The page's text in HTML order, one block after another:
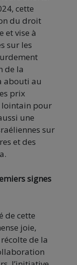
cette
du droit
et vise à
sur les
de la
abouti au
prix
lointain pour
une
sur
et des
signes
de cette
joie,
de la